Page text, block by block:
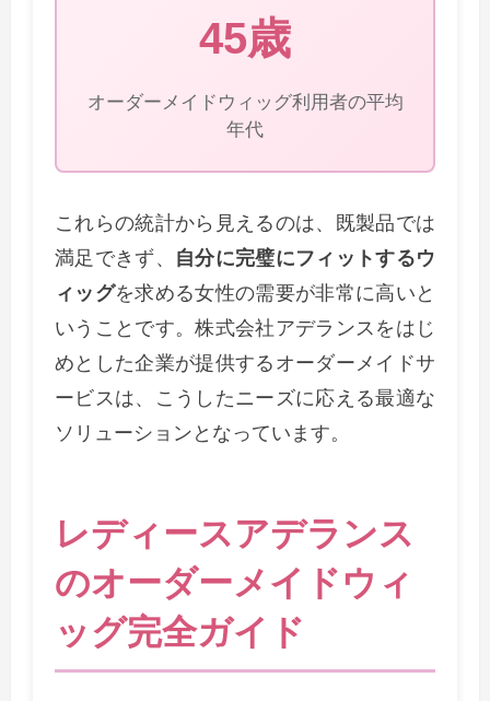
45歳
オーダーメイドウィッグ利用者の平均
年代
これらの統計から見えるのは、既製品では
満足できず、 自分に完璧にフィットするウ
ィッグを求める女性の需要が非常に高いと
いうことです。株式会社アデランスをはじ
めとした企業が提供するオーダーメイドサ
ービスは、こうしたニーズに応える最適な
ソリューションとなっています。
レディースアデランス
のオーダーメイドウィ
ッグ完全ガイド